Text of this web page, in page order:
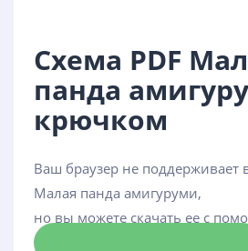
Схема PDF
панда
крючком
Ваш браузер не поддерживает
Малая панда амигуруми,
но вы можете скачать ее с